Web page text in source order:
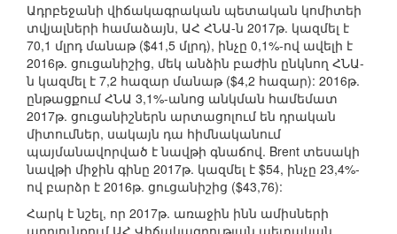
Ադրբեջանի վիճակագրական պետական կոմիտեի
տվյալների համաձայն, ԱՀ ՀՆԱ-ն 2017թ. կազմել է
70,1 մլրդ մանաթ ($41,5 մլրդ), ինչը 0,1%-ով ավելի է
2016թ. ցուցանիշից, մեկ անձին բաժին ընկնող ՀՆԱ-
ն կազմել է 7,2 հազար մանաթ ($4,2 հազար): 2016թ.
ընթացքում ՀՆԱ 3,1%-անոց անկման համեմատ
2017թ. ցուցանիշներն արտացոլում են դրական
միտումներ, սակայն դա հիմնականում
պայմանավորված է նավթի գնաճով. Brent տեսակի
նավթի միջին գինը 2017թ. կազմել է $54, ինչը 23,4%-
ով բարձր է 2016թ. ցուցանիշից ($43,76):
Հարկ է նշել, որ 2017թ. առաջին ինն ամիսների